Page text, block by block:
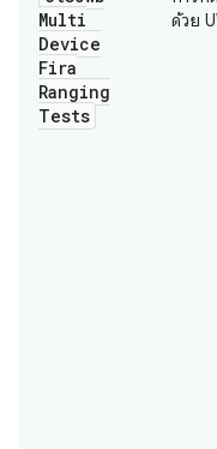
Multi
Device
Fira
Ranging
Tests
ด้วย